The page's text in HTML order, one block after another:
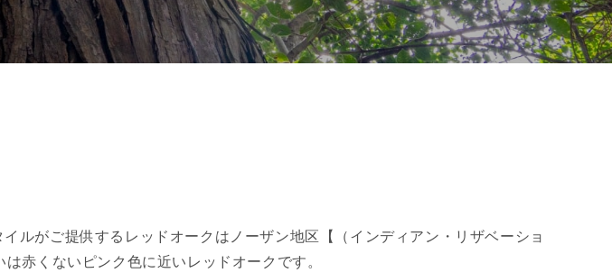
ルがご提供するレッドオークはノーザン地区【（インディアン・リザベーショ
赤くないピンク色に近いレッドオークです。